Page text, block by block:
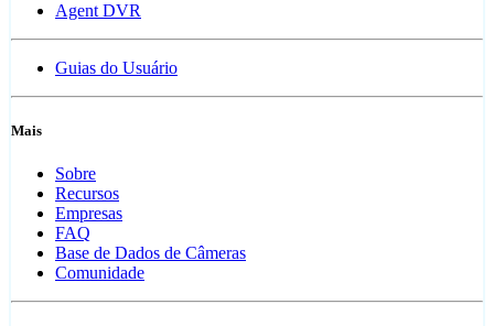
Agent DVR
Guias do Usuário
Mais
Sobre
Recursos
Empresas
FAQ
Base de Dados de Câmeras
Comunidade